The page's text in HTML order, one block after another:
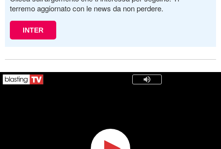
terremo aggiornato con le news da non perdere.
INTER